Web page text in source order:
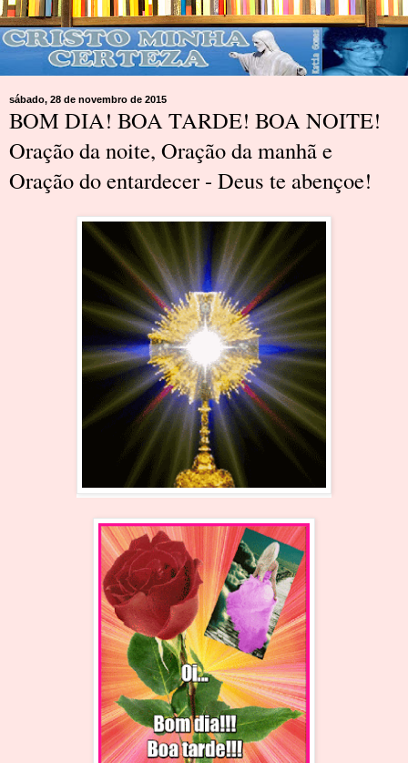
sábado, 28 de novembro de 2015
BOM DIA! BOA TARDE! BOA NOITE!
Oração da noite, Oração da manhã e
Oração do entardecer - Deus te abençoe!